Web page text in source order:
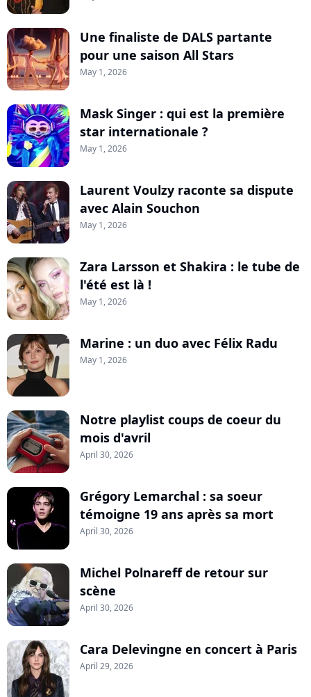
Une finaliste de DALS partante
pour une saison All Stars
May 1, 2026
Mask Singer : qui est la première
star internationale ?
May 1, 2026
Laurent Voulzy raconte sa dispute
avec Alain Souchon
May 1, 2026
Zara Larsson et Shakira : le tube de
l'été est là !
May 1, 2026
Marine : un duo avec Félix Radu
May 1, 2026
Notre playlist coups de coeur du
mois d'avril
April 30, 2026
Grégory Lemarchal : sa soeur
témoigne 19 ans après sa mort
April 30, 2026
Michel Polnareff de retour sur
scène
April 30, 2026
Cara Delevingne en concert à Paris
April 29, 2026